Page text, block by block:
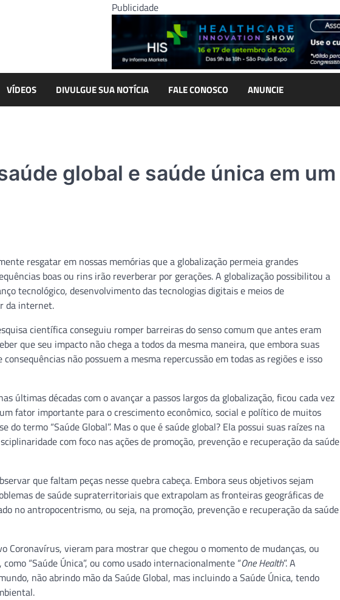
Publicidade
VÍDEOS DIVULGUE SUA NOTÍCIA FALE CONOSCO ANUNCIE
global e saúde única em um
resgatar em nossas memórias que a globalização permeia grandes
boas ou rins irão reverberar por gerações. A globalização possibilitou a
tecnológico, desenvolvimento das tecnologias digitais e meios de
da internet.
científica conseguiu romper barreiras do senso comum que antes eram
que seu impacto não chega a todos da mesma maneira, que embora suas
não possuem a mesma repercussão em todas as regiões e isso
últimas décadas com o avançar a passos largos da globalização, ficou cada vez
fator importante para o crescimento econômico, social e político de muitos
do termo “Saúde Global”. Mas o que é saúde global? Ela possui suas raízes na
com foco nas ações de promoção, prevenção e recuperação da saúde
que faltam peças nesse quebra cabeça. Embora seus objetivos sejam
de saúde supraterritoriais que extrapolam as fronteiras geográficas de
no antropocentrismo, ou seja, na promoção, prevenção e recuperação da saúde
Coronavírus, vieram para mostrar que chegou o momento de mudanças, ou
“Saúde Única”, ou como usado internacionalmente “One Health”. A
não abrindo mão da Saúde Global, mas incluindo a Saúde Única, tendo